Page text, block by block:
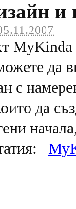
и
MyKinda
да
с
да